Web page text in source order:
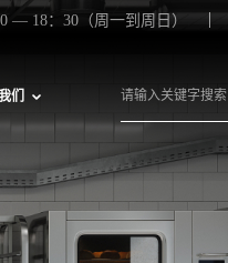
— 18：30（周一到周日）
们